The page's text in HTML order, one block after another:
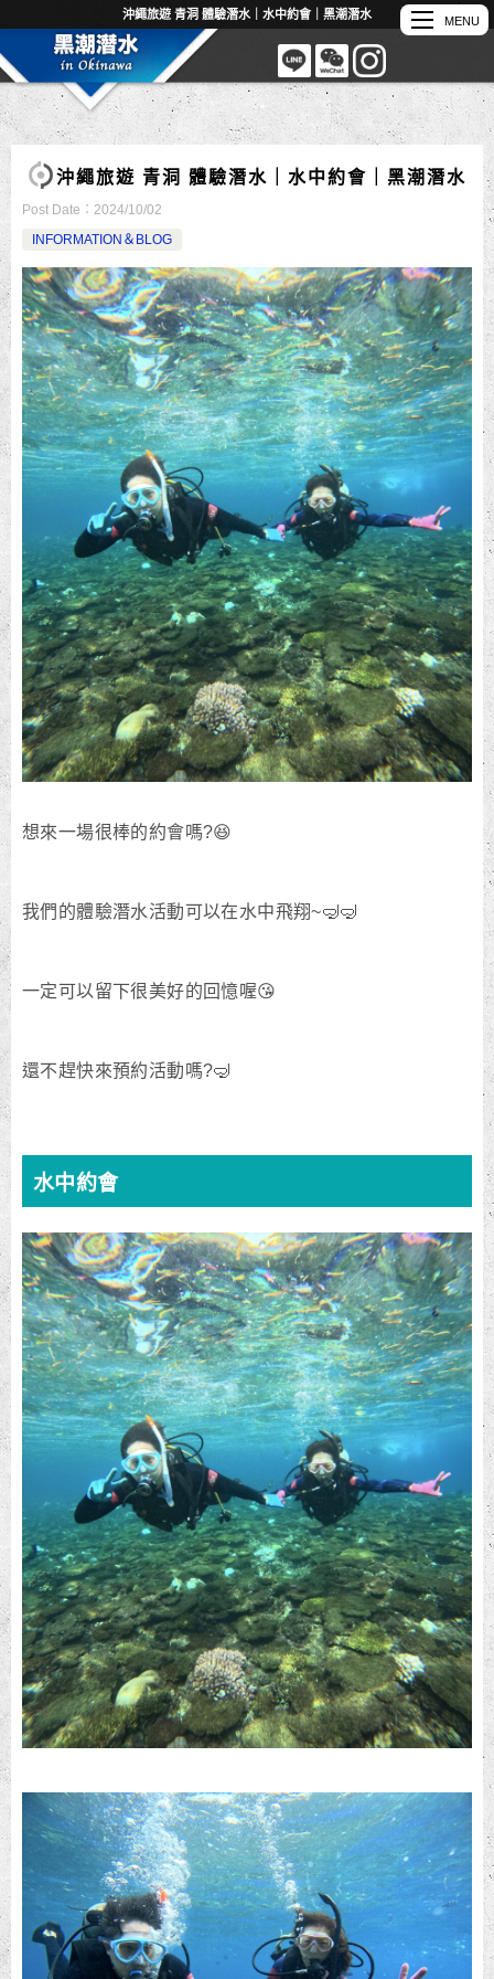
沖繩旅遊 青洞 體驗潛水｜水中約會｜黑潮潛水
沖繩旅遊 青洞 體驗潛水｜水中約會｜黑潮潛水
Post Date： 2024/10/02
INFORMATION＆BLOG
想來一場很棒的約會嗎?😆
我們的體驗潛水活動可以在水中飛翔~🤿🤿
一定可以留下很美好的回憶喔😘
還不趕快來預約活動嗎?🤿
水中約會